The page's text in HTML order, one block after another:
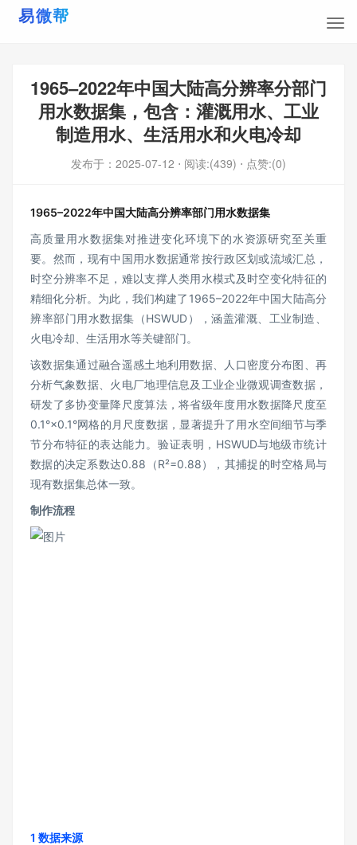
1965–2022年中国大陆高分辨率分部门
用水数据集，包含：灌溉用水、工业
制造用水、生活用水和火电冷却
发布于： 2025-07-12 ⋅ 阅读:(439) ⋅ 点赞:(0)
1965–2022年中国大陆高分辨率部门用水数据集
高质量用水数据集对推进变化环境下的水资源研究至关重
要。然而，现有中国用水数据通常按行政区划或流域汇总，
时空分辨率不足，难以支撑人类用水模式及时空变化特征的
精细化分析。为此，我们构建了1965–2022年中国大陆高分
辨率部门用水数据集（HSWUD），涵盖灌溉、工业制造、
火电冷却、生活用水等关键部门。
该数据集通过融合遥感土地利用数据、人口密度分布图、再
分析气象数据、火电厂地理信息及工业企业微观调查数据，
研发了多协变量降尺度算法，将省级年度用水数据降尺度至
0.1°×0.1°网格的月尺度数据，显著提升了用水空间细节与季
节分布特征的表达能力。验证表明，HSWUD与地级市统计
数据的决定系数达0.88（R²=0.88），其捕捉的时空格局与
现有数据集总体一致。
制作流程
1 数据来源